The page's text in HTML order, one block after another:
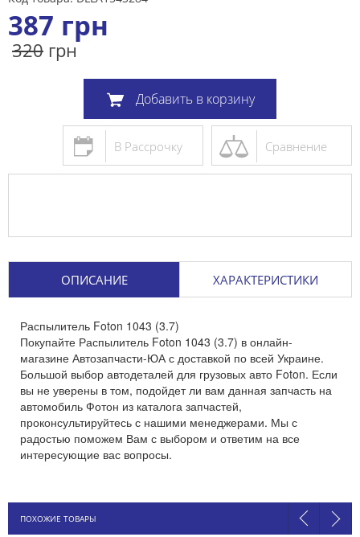
387 грн
320 грн
Добавить в корзину
Сравнение
В Рассрочку
ОПИСАНИЕ ХАРАКТЕРИСТИКИ
Распылитель Foton 1043 (3.7)
Покупайте Распылитель Foton 1043 (3.7) в онлайн-
магазине Автозапчасти-ЮА с доставкой по всей Украине.
Большой выбор автодеталей для грузовых авто Foton. Если
вы не уверены в том, подойдет ли вам данная запчасть на
автомобиль Фотон из каталога запчастей,
проконсультируйтесь с нашими менеджерами. Мы с
радостью поможем Вам с выбором и ответим на все
интересующие вас вопросы.
ПОХОЖИЕ ТОВАРЫ